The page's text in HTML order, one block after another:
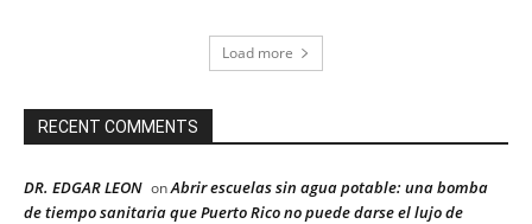
Load more
RECENT COMMENTS
DR. EDGAR LEON onAbrir escuelas sin agua potable: una bomba
de tiempo sanitaria que Puerto Rico no puede darse el lujo de